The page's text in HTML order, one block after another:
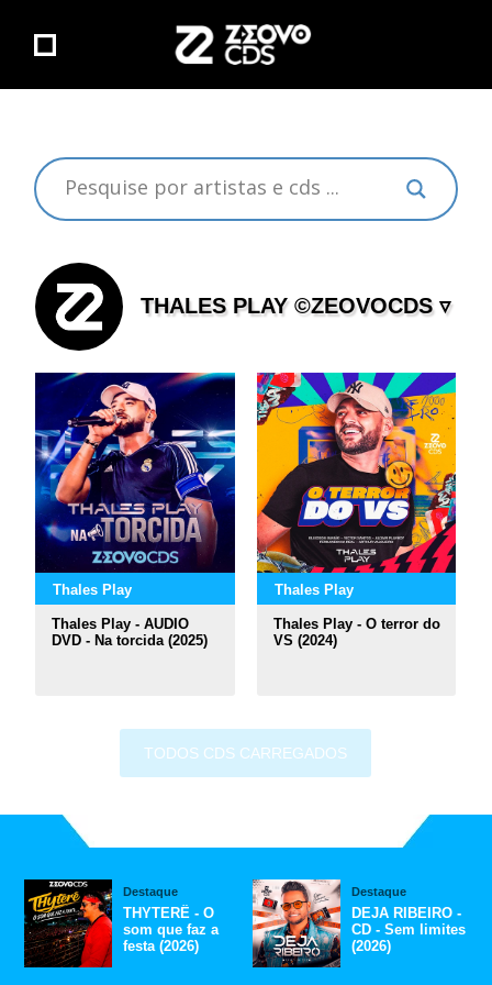
THALES PLAY ©ZEOVOCDS ▿
Thales Play
Thales Play - AUDIO
DVD - Na torcida (2025)
Thales Play
Thales Play - O terror do
VS (2024)
TODOS CDS CARREGADOS
Destaque
THYTERÊ - O
som que faz a
festa (2026)
Destaque
DEJA RIBEIRO -
CD - Sem limites
(2026)